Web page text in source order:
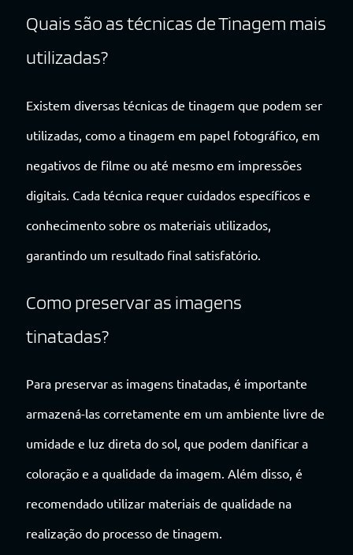
Quais são as técnicas de Tinagem mais
utilizadas?
Existem diversas técnicas de tinagem que podem ser
utilizadas, como a tinagem em papel fotográfico, em
negativos de filme ou até mesmo em impressões
digitais. Cada técnica requer cuidados específicos e
conhecimento sobre os materiais utilizados,
garantindo um resultado final satisfatório.
Como preservar as imagens
tinatadas?
Para preservar as imagens tinatadas, é importante
armazená-las corretamente em um ambiente livre de
umidade e luz direta do sol, que podem danificar a
coloração e a qualidade da imagem. Além disso, é
recomendado utilizar materiais de qualidade na
realização do processo de tinagem.